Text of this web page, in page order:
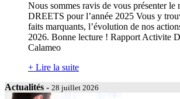
Nous sommes ravis de vous présenter le
DREETS pour l’année 2025 Vous y
faits marquants, l’évolution de nos
2026. Bonne lecture ! Rapport Activite
Calameo
+ Lire la suite
Actualités - 28 juillet 2026